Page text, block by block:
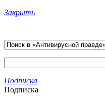
Закрыть
Подписка
Подписка